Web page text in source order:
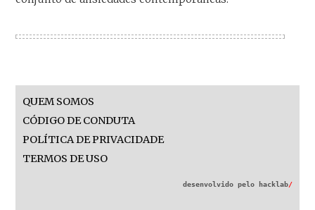
QUEM SOMOS
CÓDIGO DE CONDUTA
POLÍTICA DE PRIVACIDADE
TERMOS DE USO
desenvolvido pelo hacklab/